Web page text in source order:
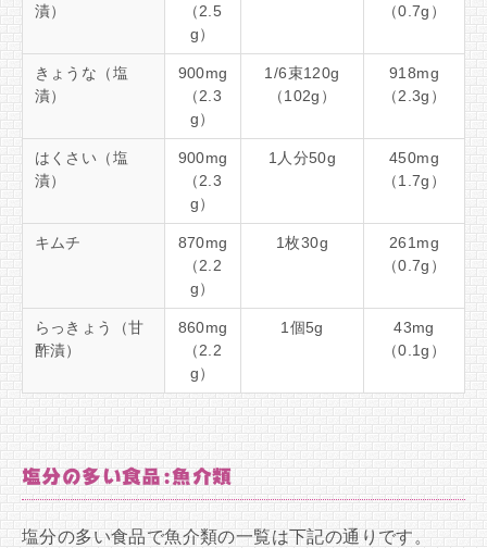
漬）
（2.5
g）
（0.7g）
きょうな（塩
漬）
900mg
（2.3
g）
1/6束120g
（102g）
918mg
（2.3g）
はくさい（塩
漬）
900mg
（2.3
g）
1人分50g
450mg
（1.7g）
キムチ
870mg
（2.2
g）
1枚30g
261mg
（0.7g）
らっきょう（甘
酢漬）
860mg
（2.2
g）
1個5g
43mg
（0.1g）
塩分の多い食品:魚介類
塩分の多い食品で魚介類の一覧は下記の通りです。